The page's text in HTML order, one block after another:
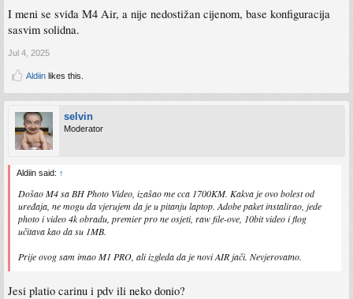
I meni se sviđa M4 Air, a nije nedostižan cijenom, base konfiguracija
sasvim solidna.
Jul 4, 2025
Aldiin likes this.
selvin
Moderator
Aldiin said: ↑
Došao M4 sa BH Photo Video, izašao me cca 1700KM. Kakva je ovo bolest od
uređaja, ne mogu da vjerujem da je u pitanju laptop. Adobe paket instalirao, jede
photo i video 4k obradu, premier pro ne osjeti, raw file-ove, 10bit video i flog
učitava kao da su 1MB.
Prije ovog sam imao M1 PRO, ali izgleda da je novi AIR jači. Nevjerovatno.
Jesi platio carinu i pdv ili neko donio?